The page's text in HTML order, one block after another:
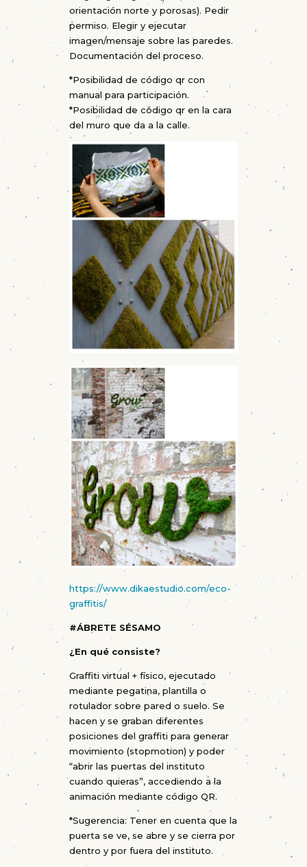
orientación norte y porosas). Pedir
permiso. Elegir y ejecutar
imagen/mensaje sobre las paredes.
Documentación del proceso.
*Posibilidad de código qr con
manual para participación.
*Posibilidad de código qr en la cara
del muro que da a la calle.
https://www.dikaestudio.com/eco-
graffitis/
#ÁBRETE SÉSAMO
¿En qué consiste?
Graffiti virtual + físico, ejecutado
mediante pegatina, plantilla o
rotulador sobre pared o suelo. Se
hacen y se graban diferentes
posiciones del graffiti para generar
movimiento (stopmotion) y poder
“abrir las puertas del instituto
cuando quieras”, accediendo a la
animación mediante código QR.
*Sugerencia: Tener en cuenta que la
puerta se ve, se abre y se cierra por
dentro y por fuera del instituto.